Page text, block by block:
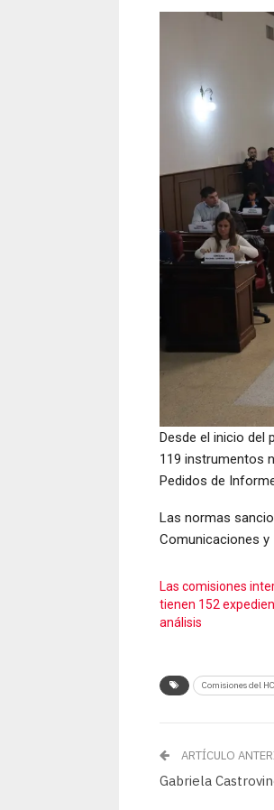
Desde el inicio del
119 instrumentos
Pedidos de
Las normas
Comunicaciones y
Las comisiones
tienen 152
análisis
Comisiones del
ARTÍCULO
Gabriela